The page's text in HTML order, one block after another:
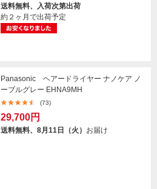
送料無料、入荷次第出荷
約２ヶ月で出荷予定
Panasonic ヘアードライヤー ナノケア ノ
ーブルグレー EHNA9MH
(73)
29,700円
送料無料、8月11日（火） お届け